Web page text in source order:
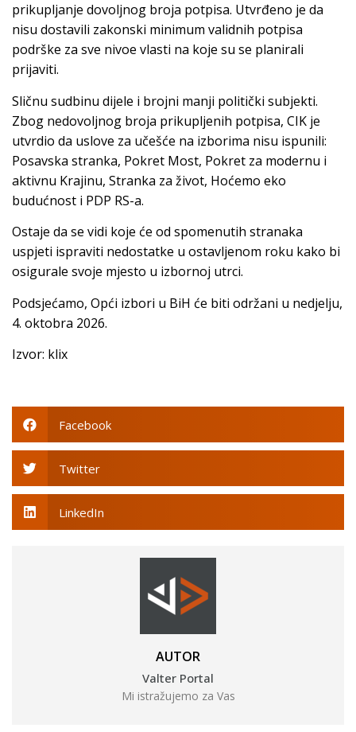
prikupljanje dovoljnog broja potpisa. Utvrđeno je da
nisu dostavili zakonski minimum validnih potpisa
podrške za sve nivoe vlasti na koje su se planirali
prijaviti.
Sličnu sudbinu dijele i brojni manji politički subjekti.
Zbog nedovoljnog broja prikupljenih potpisa, CIK je
utvrdio da uslove za učešće na izborima nisu ispunili:
Posavska stranka, Pokret Most, Pokret za modernu i
aktivnu Krajinu, Stranka za život, Hoćemo eko
budućnost i PDP RS-a.
Ostaje da se vidi koje će od spomenutih stranaka
uspjeti ispraviti nedostatke u ostavljenom roku kako bi
osigurale svoje mjesto u izbornoj utrci.
Podsjećamo, Opći izbori u BiH će biti održani u nedjelju,
4. oktobra 2026.
Izvor: klix
Facebook
Twitter
LinkedIn
AUTOR
Valter Portal
Mi istražujemo za Vas